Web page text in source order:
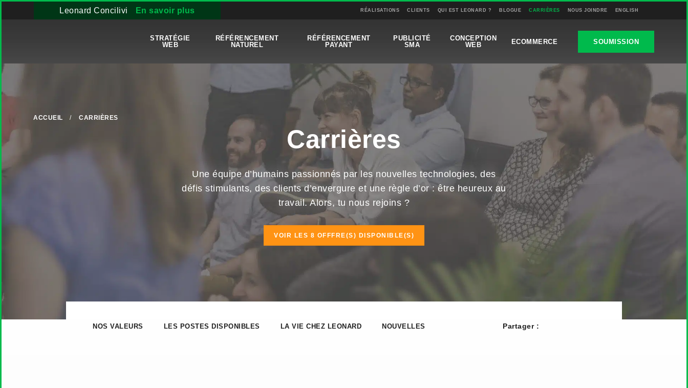
Leonard Concilivi En savoir plus RÉALISATIONS CLIENTS QUI EST LEONARD ? BLOGUE CARRIÈRES NOUS JOINDRE ENGLISH
STRATÉGIE
WEB
RÉFÉRENCEMENT
NATUREL
RÉFÉRENCEMENT
PAYANT
PUBLICITÉ
SMA
CONCEPTION
WEB
ECOMMERCE SOUMISSION
ACCUEIL / CARRIÈRES
Carrières
Une équipe d’humains passionnés par les nouvelles technologies, des
défis stimulants, des clients d’envergure et une règle d’or : être heureux au
travail. Alors, tu nous rejoins ?
VOIR LES 8 OFFFRE(S) DISPONIBLE(S)
NOS VALEURS LES POSTES DISPONIBLES LA VIE CHEZ LEONARD NOUVELLES Partager :